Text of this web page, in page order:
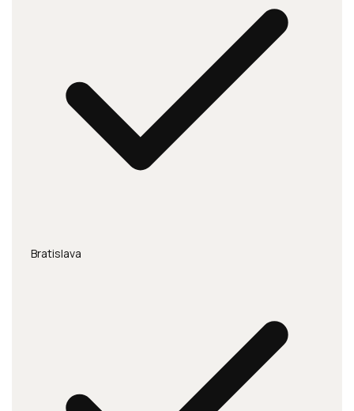
Bratislava